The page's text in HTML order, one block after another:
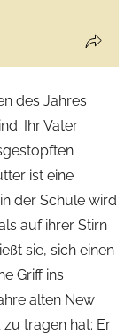
des Jahres
Ihr Vater
ist eine
der Schule wird
auf ihrer Stirn
sie, sich einen
Griff ins
alten New
tragen hat: Er